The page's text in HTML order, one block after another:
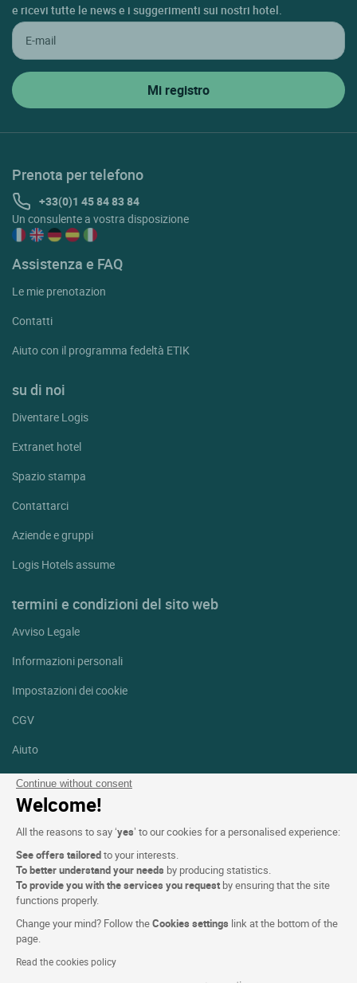
Continue without consent
Welcome!
All the reasons to say ‘yes’ to our cookies for a personalised experience:
See offers tailoredto your interests.
To better understand your needs by producing statistics.
To provide you with the services you request by ensuring that the site
functions properly.
Change your mind? Follow theCookies settings link at the bottom of the
page.
Read the cookies policy
e ricevi tutte le news e i suggerimenti sui nostri hotel.
Prenota per telefono
+33(0)1 45 84 83 84
Un consulente a vostra disposizione
Assistenza e FAQ
Le mie prenotazion
Contatti
Aiuto con il programma fedeltà ETIK
su di noi
Diventare Logis
Extranet hotel
Spazio stampa
Contattarci
Aziende e gruppi
Logis Hotels assume
termini e condizioni del sito web
Avviso Legale
Informazioni personali
Impostazioni dei cookie
CGV
Aiuto
Mappa del sito
Crediti fotografici
Facebook
Linkedin